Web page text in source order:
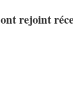
rejoint